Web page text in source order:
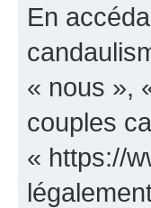
En
« nous »,
couples
« https://